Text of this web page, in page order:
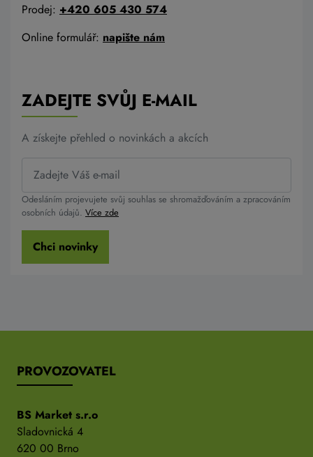
Prodej: +420 605 430 574
Online formulář: napište nám
ZADEJTE SVŮJ E-MAIL
A získejte přehled o novinkách a akcích
Odesláním projevujete svůj souhlas se shromažďováním a zpracováním
osobních údajů. Více zde
Chci novinky
PROVOZOVATEL
BS Market s.r.o
Sladovnická 4
620 00 Brno